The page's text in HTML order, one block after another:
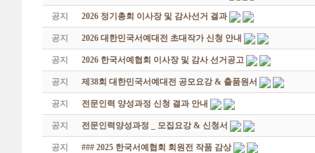
공지 2026 정기총회 이사장 및 감사선거 결과
공지 2026 대한민국서예대전 초대작가 신청 안내
공지 2026 한국서예협회 이사장 및 감사 선거공고
공지 제38회 대한민국서예대전 공모요강 & 출품원서
공지 전문인력 양성과정 신청 결과 안내
공지 전문인력양성과정 _ 모집요강 & 신청서
공지 ### 2025 한국서예협회 회원전 작품 감상